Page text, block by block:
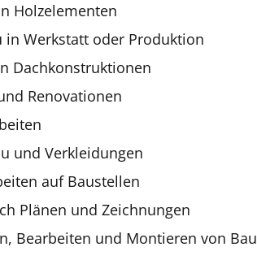
Holzelementen
in Werkstatt oder Produktion
Dachkonstruktionen
Renovationen
und Verkleidungen
auf Baustellen
Plänen und Zeichnungen
Bearbeiten und Montieren von